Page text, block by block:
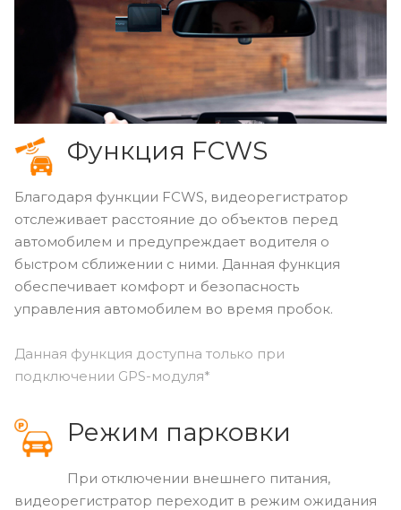
Функция FCWS
Благодаря функции FCWS, видеорегистратор
отслеживает расстояние до объектов перед
автомобилем и предупреждает водителя о
быстром сближении с ними. Данная функция
обеспечивает комфорт и безопасность
управления автомобилем во время пробок.
Данная функция доступна только при
подключении GPS-модуля*
Режим парковки
При отключении внешнего питания,
видеорегистратор переходит в режим ожидания